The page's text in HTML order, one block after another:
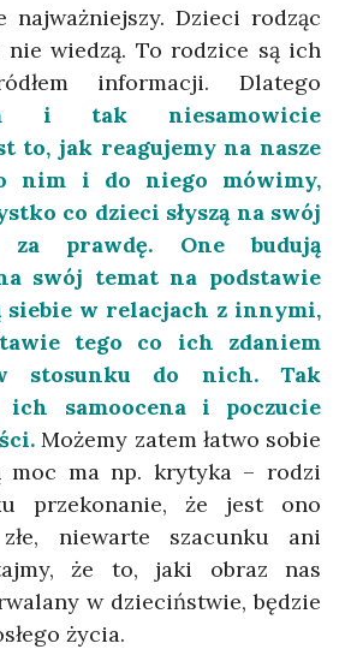
najważniejszy. Dzieci rodząc
wiedzą. To rodzice są ich
informacji. Dlatego
i tak niesamowicie
to, jak reagujemy na nasze
nim i do niego mówimy,
co dzieci słyszą na swój
prawdę. One budują
swój temat na podstawie
siebie w relacjach z innymi,
tego co ich zdaniem
stosunku do nich. Tak
ich samoocena i poczucie
Możemy zatem łatwo sobie
moc ma np. krytyka – rodzi
przekonanie, że jest ono
złe, niewarte szacunku ani
że to, jaki obraz nas
w dzieciństwie, będzie
życia.